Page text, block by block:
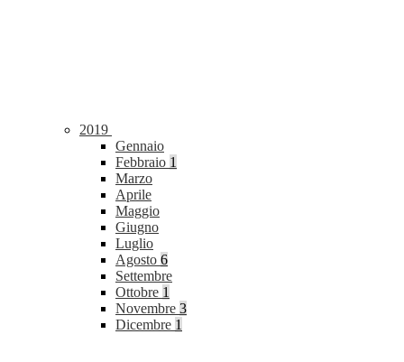
2019
Gennaio
Febbraio 1
Marzo
Aprile
Maggio
Giugno
Luglio
Agosto 6
Settembre
Ottobre 1
Novembre 3
Dicembre 1